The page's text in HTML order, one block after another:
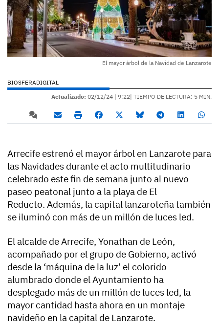
El mayor árbol de la Navidad de Lanzarote
BIOSFERADIGITAL
Actualizado: 02/12/24 | 9:22| TIEMPO DE LECTURA: 5 MIN.
Arrecife estrenó el mayor árbol en Lanzarote para
las Navidades durante el acto multitudinario
celebrado este fin de semana junto al nuevo
paseo peatonal junto a la playa de El
Reducto. Además, la capital lanzaroteña también
se iluminó con más de un millón de luces led.
El alcalde de Arrecife, Yonathan de León,
acompañado por el grupo de Gobierno, activó
desde la ‘máquina de la luz’ el colorido
alumbrado donde el Ayuntamiento ha
desplegado más de un millón de luces led, la
mayor cantidad hasta ahora en un montaje
navideño en la capital de Lanzarote.